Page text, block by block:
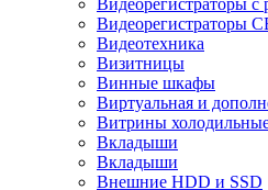
Видеорегистраторы
Видеотехника
Визитницы
Винные шкафы
Виртуальная и
Витрины
Вкладыши
Вкладыши
Внешние HDD и SSD